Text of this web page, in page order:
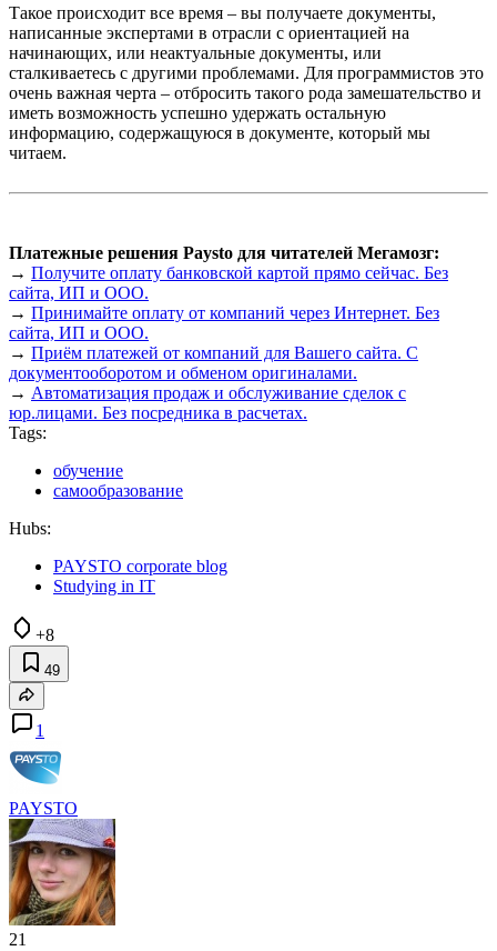
Такое происходит все время – вы получаете документы,
написанные экспертами в отрасли с ориентацией на
начинающих, или неактуальные документы, или
сталкиваетесь с другими проблемами. Для программистов это
очень важная черта – отбросить такого рода замешательство и
иметь возможность успешно удержать остальную
информацию, содержащуюся в документе, который мы
читаем.
Платежные решения Paysto для читателей Мегамозг:
→ Получите оплату банковской картой прямо сейчас. Без
сайта, ИП и ООО.
→ Принимайте оплату от компаний через Интернет. Без
сайта, ИП и ООО.
→ Приём платежей от компаний для Вашего сайта. С
документооборотом и обменом оригиналами.
→ Автоматизация продаж и обслуживание сделок с
юр.лицами. Без посредника в расчетах.
Tags:
обучение
самообразование
Hubs:
PAYSTO corporate blog
Studying in IT
+8
49
1
PAYSTO
21